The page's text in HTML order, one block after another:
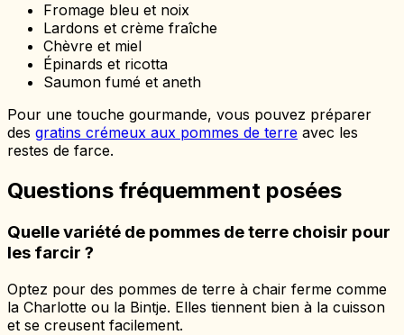
Fromage bleu et noix
Lardons et crème fraîche
Chèvre et miel
Épinards et ricotta
Saumon fumé et aneth
Pour une touche gourmande, vous pouvez préparer
des gratins crémeux aux pommes de terre avec les
restes de farce.
Questions fréquemment posées
Quelle variété de pommes de terre choisir pour
les farcir ?
Optez pour des pommes de terre à chair ferme comme
la Charlotte ou la Bintje. Elles tiennent bien à la cuisson
et se creusent facilement.